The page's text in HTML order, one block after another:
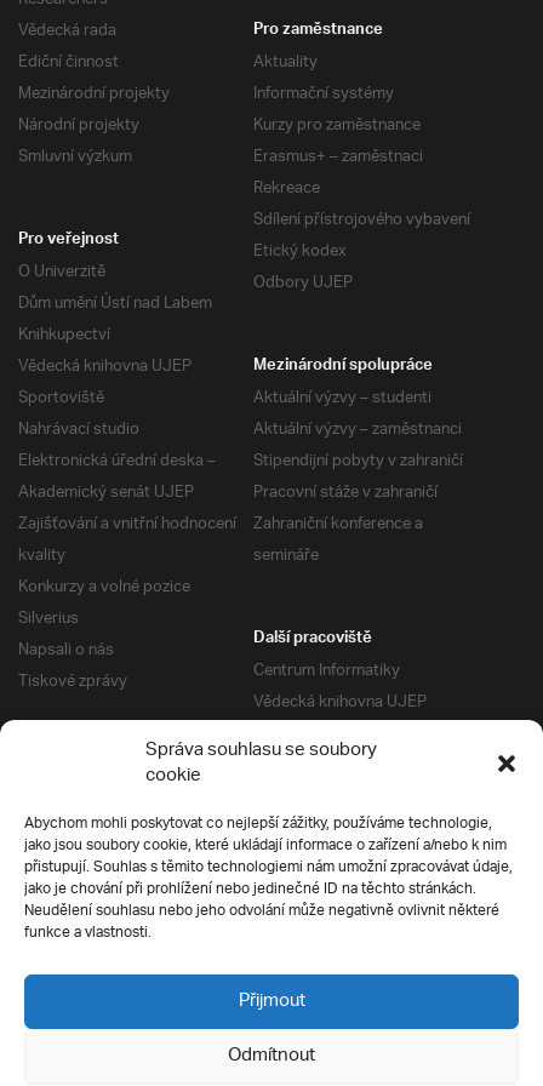
Správa souhlasu se soubory
cookie
Abychom mohli poskytovat co nejlepší zážitky, používáme technologie,
jako jsou soubory cookie, které ukládají informace o zařízení a/nebo k nim
přistupují. Souhlas s těmito technologiemi nám umožní zpracovávat údaje,
jako je chování při prohlížení nebo jedinečné ID na těchto stránkách.
Neudělení souhlasu nebo jeho odvolání může negativně ovlivnit některé
funkce a vlastnosti.
Přijmout
Odmítnout
Vědecká rada
Ediční činnost
Mezinárodní projekty
Národní projekty
Smluvní výzkum
Pro zaměstnance
Aktuality
Informační systémy
Kurzy pro zaměstnance
Erasmus+ – zaměstnaci
Rekreace
Sdílení přístrojového vybavení
Etický kodex
Odbory UJEP
Pro veřejnost
O Univerzitě
Dům umění Ústí nad Labem
Knihkupectví
Vědecká knihovna UJEP
Sportoviště
Nahrávací studio
Elektronická úřední deska –
Akademický senát UJEP
Zajišťování a vnitřní hodnocení
kvality
Konkurzy a volné pozice
Silverius
Napsali o nás
Tiskové zprávy
Mezinárodní spolupráce
Aktuální výzvy – studenti
Aktuální výzvy – zaměstnanci
Stipendijní pobyty v zahraničí
Pracovní stáže v zahraničí
Zahraniční konference a
semináře
Další pracoviště
Centrum Informatiky
Vědecká knihovna UJEP
Správa kolejí a menz
Univerzitní centrum podpory
Silverius
Pro uchazeče
Přijímací řízení
E-prihlaska
Přípravné kurzy
Ochrana soukromí